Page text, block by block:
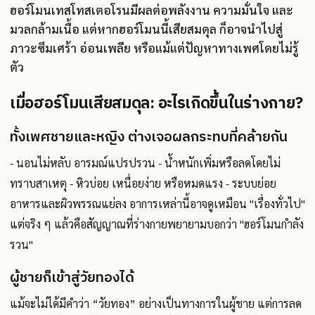
ฮอร์โมนเทสโทสเตอโรนมีผลต่อพลังงาน ความมั่นใจ และ
มวลกล้ามเนื้อ แต่หากฮอร์โมนนี้เสียสมดุล ก็อาจนำไปสู่
ภาวะซึมเศร้า อ่อนเพลีย หรือแม้แต่ปัญหาทางเพศโดยไม่รู้
ตัว
เมื่อฮอร์โมนเสียสมดุล: อะไรเกิดขึ้นในร่างกาย?
ทั้งเพศชายและหญิง ต่างเจอผลกระทบที่คล้ายกัน
- นอนไม่หลับ อารมณ์แปรปรวน - น้ำหนักเพิ่มหรือลดโดยไม่
ทราบสาเหตุ - หิวบ่อย เหนื่อยง่าย หรือหมดแรง - ระบบย่อย
อาหารและผิวพรรณแย่ลง อาการเหล่านี้อาจดูเหมือน "เรื่องทั่วไป"
แต่จริง ๆ แล้วคือสัญญาณที่ร่างกายพยายามบอกว่า "ฮอร์โมนกำลัง
รวน"
ผู้ชายก็เข้าสู่วัยทองได้
แม้จะไม่ได้มีคำว่า “วัยทอง” อย่างเป็นทางการในผู้ชาย แต่การลด